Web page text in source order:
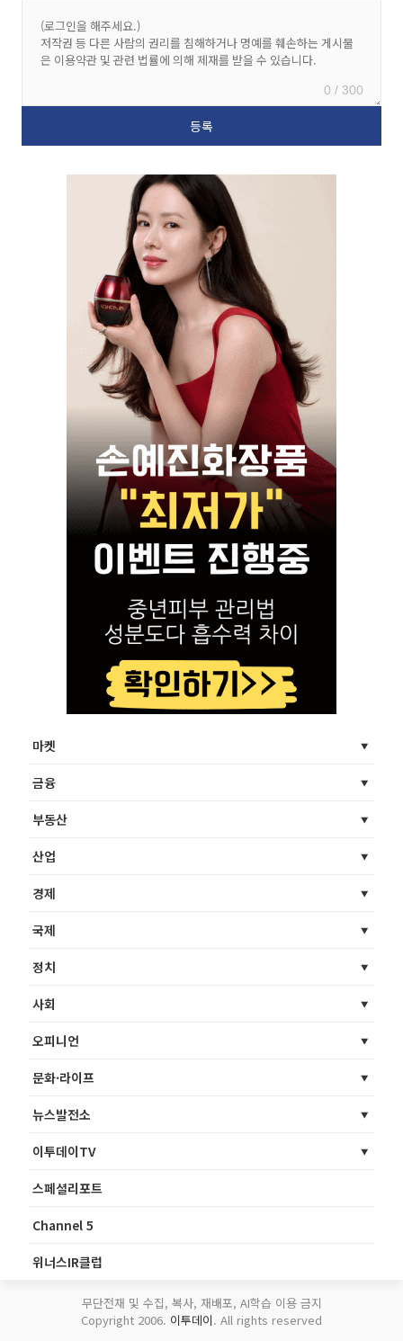
0 / 300
마켓
금융
부동산
산업
경제
국제
정치
사회
오피니언
문화·라이프
뉴스발전소
이투데이TV
스페셜리포트
Channel 5
위너스IR클럽
무단전재 및 수집, 복사, 재배포, AI학습 이용 금지
Copyright 2006. 이투데이. All rights reserved